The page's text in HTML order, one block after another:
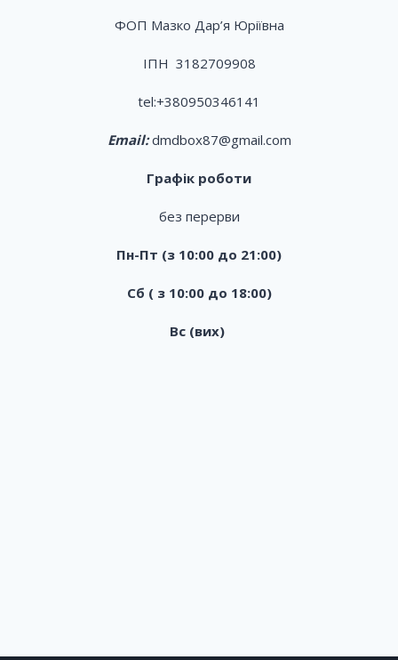
ФОП Мазко Дар’я Юріївна
ІПН 3182709908
tel:+380950346141
Email:dmdbox87@gmail.com
Графік роботи
без перерви
Пн-Пт (з 10:00 до 21:00)
Сб ( з 10:00 до 18:00)
Вс (вих)